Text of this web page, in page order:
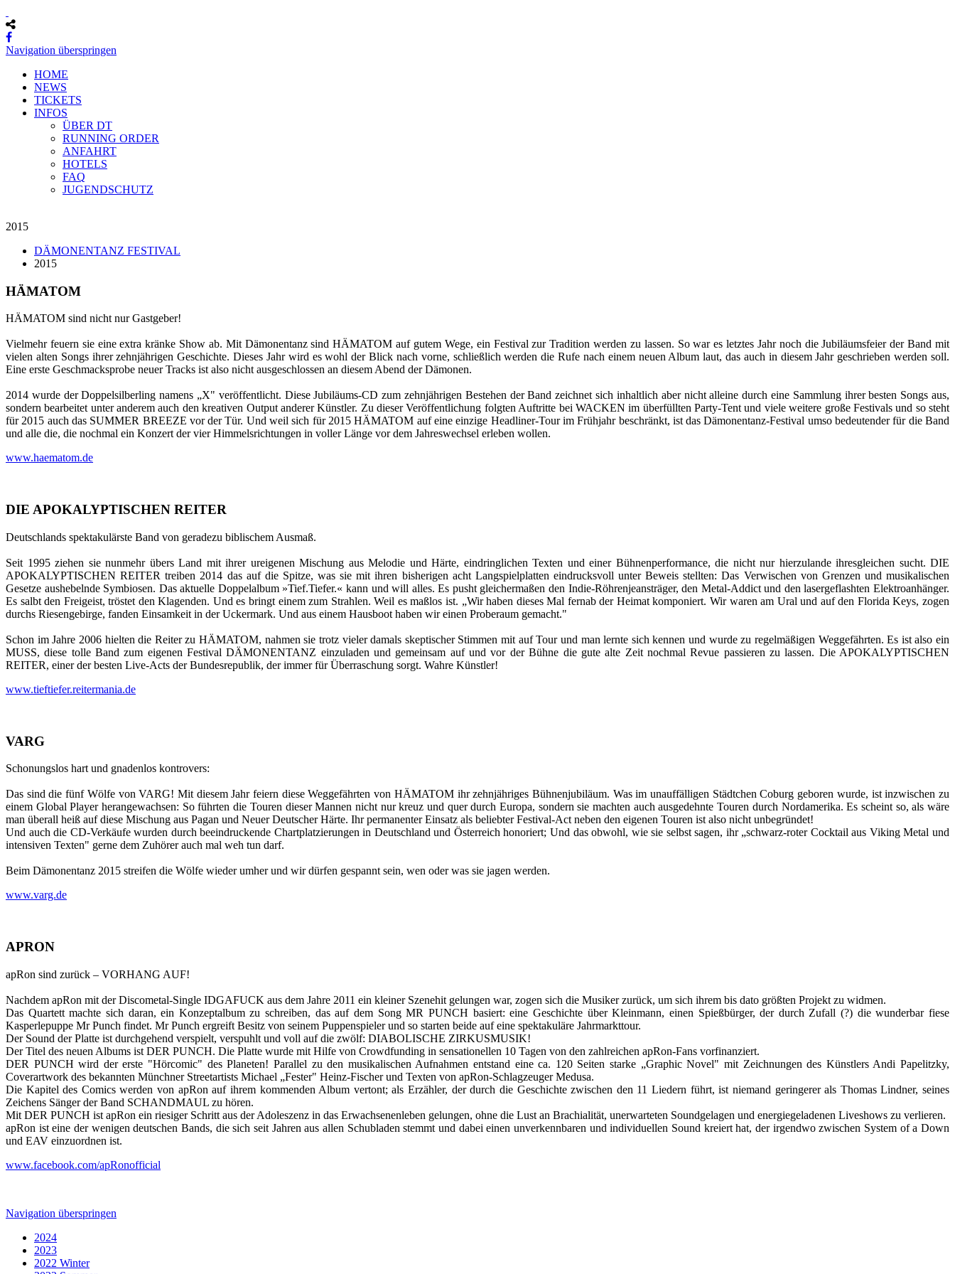
Navigation überspringen
HOME
NEWS
TICKETS
INFOS
ÜBER DT
RUNNING ORDER
ANFAHRT
HOTELS
FAQ
JUGENDSCHUTZ
2015
DÄMONENTANZ FESTIVAL
2015
HÄMATOM
HÄMATOM sind nicht nur Gastgeber!
Vielmehr feuern sie eine extra kränke Show ab. Mit Dämonentanz sind HÄMATOM auf gutem Wege, ein Festival zur Tradition werden zu lassen. So war es letztes Jahr noch die Jubiläumsfeier der Band mit
vielen alten Songs ihrer zehnjährigen Geschichte. Dieses Jahr wird es wohl der Blick nach vorne, schließlich werden die Rufe nach einem neuen Album laut, das auch in diesem Jahr geschrieben werden soll.
Eine erste Geschmacksprobe neuer Tracks ist also nicht ausgeschlossen an diesem Abend der Dämonen.
2014 wurde der Doppelsilberling namens „X" veröffentlicht. Diese Jubiläums-CD zum zehnjährigen Bestehen der Band zeichnet sich inhaltlich aber nicht alleine durch eine Sammlung ihrer besten Songs aus,
sondern bearbeitet unter anderem auch den kreativen Output anderer Künstler. Zu dieser Veröffentlichung folgten Auftritte bei WACKEN im überfüllten Party-Tent und viele weitere große Festivals und so steht
für 2015 auch das SUMMER BREEZE vor der Tür. Und weil sich für 2015 HÄMATOM auf eine einzige Headliner-Tour im Frühjahr beschränkt, ist das Dämonentanz-Festival umso bedeutender für die Band
und alle die, die nochmal ein Konzert der vier Himmelsrichtungen in voller Länge vor dem Jahreswechsel erleben wollen.
www.haematom.de
DIE APOKALYPTISCHEN REITER
Deutschlands spektakulärste Band von geradezu biblischem Ausmaß.
Seit 1995 ziehen sie nunmehr übers Land mit ihrer ureigenen Mischung aus Melodie und Härte, eindringlichen Texten und einer Bühnenperformance, die nicht nur hierzulande ihresgleichen sucht. DIE
APOKALYPTISCHEN REITER treiben 2014 das auf die Spitze, was sie mit ihren bisherigen acht Langspielplatten eindrucksvoll unter Beweis stellten: Das Verwischen von Grenzen und musikalischen
Gesetze aushebelnde Symbiosen. Das aktuelle Doppelalbum »Tief.Tiefer.« kann und will alles. Es pusht gleichermaßen den Indie-Röhrenjeansträger, den Metal-Addict und den lasergeflashten Elektroanhänger.
Es salbt den Freigeist, tröstet den Klagenden. Und es bringt einem zum Strahlen. Weil es maßlos ist. „Wir haben dieses Mal fernab der Heimat komponiert. Wir waren am Ural und auf den Florida Keys, zogen
durchs Riesengebirge, fanden Einsamkeit in der Uckermark. Und aus einem Hausboot haben wir einen Proberaum gemacht."
Schon im Jahre 2006 hielten die Reiter zu HÄMATOM, nahmen sie trotz vieler damals skeptischer Stimmen mit auf Tour und man lernte sich kennen und wurde zu regelmäßigen Weggefährten. Es ist also ein
MUSS, diese tolle Band zum eigenen Festival DÄMONENTANZ einzuladen und gemeinsam auf und vor der Bühne die gute alte Zeit nochmal Revue passieren zu lassen. Die APOKALYPTISCHEN
REITER, einer der besten Live-Acts der Bundesrepublik, der immer für Überraschung sorgt. Wahre Künstler!
www.tieftiefer.reitermania.de
VARG
Schonungslos hart und gnadenlos kontrovers:
Das sind die fünf Wölfe von VARG! Mit diesem Jahr feiern diese Weggefährten von HÄMATOM ihr zehnjähriges Bühnenjubiläum. Was im unauffälligen Städtchen Coburg geboren wurde, ist inzwischen zu
einem Global Player herangewachsen: So führten die Touren dieser Mannen nicht nur kreuz und quer durch Europa, sondern sie machten auch ausgedehnte Touren durch Nordamerika. Es scheint so, als wäre
man überall heiß auf diese Mischung aus Pagan und Neuer Deutscher Härte. Ihr permanenter Einsatz als beliebter Festival-Act neben den eigenen Touren ist also nicht unbegründet!
Und auch die CD-Verkäufe wurden durch beeindruckende Chartplatzierungen in Deutschland und Österreich honoriert; Und das obwohl, wie sie selbst sagen, ihr „schwarz-roter Cocktail aus Viking Metal und
intensiven Texten" gerne dem Zuhörer auch mal weh tun darf.
Beim Dämonentanz 2015 streifen die Wölfe wieder umher und wir dürfen gespannt sein, wen oder was sie jagen werden.
www.varg.de
APRON
apRon sind zurück – VORHANG AUF!
Nachdem apRon mit der Discometal-Single IDGAFUCK aus dem Jahre 2011 ein kleiner Szenehit gelungen war, zogen sich die Musiker zurück, um sich ihrem bis dato größten Projekt zu widmen.
Das Quartett machte sich daran, ein Konzeptalbum zu schreiben, das auf dem Song MR PUNCH basiert: eine Geschichte über Kleinmann, einen Spießbürger, der durch Zufall (?) die wunderbar fiese
Kasperlepuppe Mr Punch findet. Mr Punch ergreift Besitz von seinem Puppenspieler und so starten beide auf eine spektakuläre Jahrmarkttour.
Der Sound der Platte ist durchgehend verspielt, verspuhlt und voll auf die zwölf: DIABOLISCHE ZIRKUSMUSIK!
Der Titel des neuen Albums ist DER PUNCH. Die Platte wurde mit Hilfe von Crowdfunding in sensationellen 10 Tagen von den zahlreichen apRon-Fans vorfinanziert.
DER PUNCH wird der erste "Hörcomic" des Planeten! Parallel zu den musikalischen Aufnahmen entstand eine ca. 120 Seiten starke „Graphic Novel" mit Zeichnungen des Künstlers Andi Papelitzky,
Coverartwork des bekannten Münchner Streetartists Michael „Fester" Heinz-Fischer und Texten von apRon-Schlagzeuger Medusa.
Die Kapitel des Comics werden von apRon auf ihrem kommenden Album vertont; als Erzähler, der durch die Geschichte zwischen den 11 Liedern führt, ist niemand geringerer als Thomas Lindner, seines
Zeichens Sänger der Band SCHANDMAUL zu hören.
Mit DER PUNCH ist apRon ein riesiger Schritt aus der Adoleszenz in das Erwachsenenleben gelungen, ohne die Lust an Brachialität, unerwarteten Soundgelagen und energiegeladenen Liveshows zu verlieren.
apRon ist eine der wenigen deutschen Bands, die sich seit Jahren aus allen Schubladen stemmt und dabei einen unverkennbaren und individuellen Sound kreiert hat, der irgendwo zwischen System of a Down
und EAV einzuordnen ist.
www.facebook.com/apRonofficial
Navigation überspringen
2024
2023
2022 Winter